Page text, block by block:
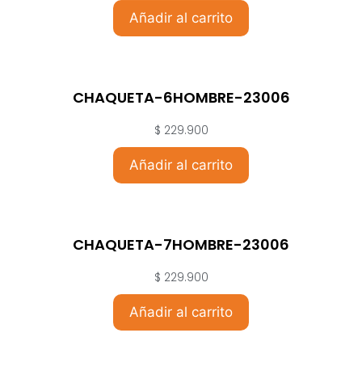
Añadir al carrito
CHAQUETA-6HOMBRE-23006
$ 229.900
Añadir al carrito
CHAQUETA-7HOMBRE-23006
$ 229.900
Añadir al carrito